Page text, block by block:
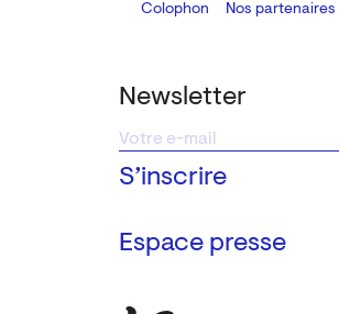
Newsletter
Espace presse
Colophon
Design:Marcel Kaczmarek,
Nos partenaires